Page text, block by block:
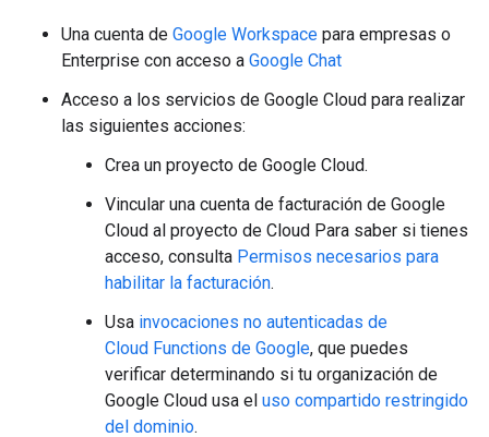
Una cuenta de Google Workspace para empresas o
Enterprise con acceso a Google Chat
Acceso a los servicios de Google Cloud para realizar
las siguientes acciones:
Crea un proyecto de Google Cloud.
Vincular una cuenta de facturación de Google
Cloud al proyecto de Cloud Para saber si tienes
acceso, consulta Permisos necesarios para
habilitar la facturación.
Usa invocaciones no autenticadas de
Cloud Functions de Google, que puedes
verificar determinando si tu organización de
Google Cloud usa el uso compartido restringido
del dominio.